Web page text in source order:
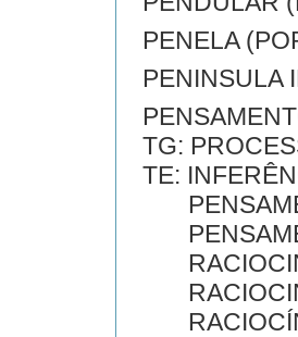
PENELA
PENINSULA
TG:
TE: